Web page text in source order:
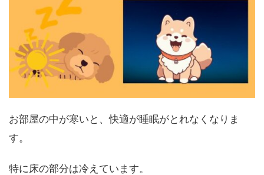
お部屋の中が寒いと、快適が睡眠がとれなくなりま
す。
特に床の部分は冷えています。